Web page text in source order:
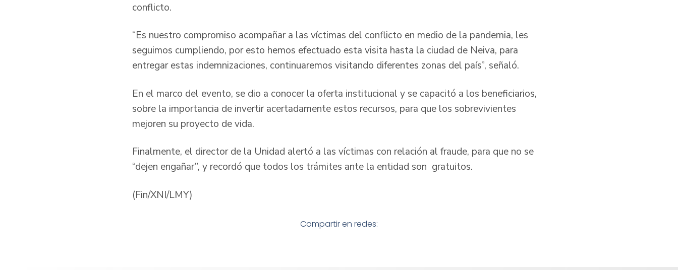
conflicto.
“Es nuestro compromiso acompañar a las víctimas del conflicto en medio de la pandemia, les
seguimos cumpliendo, por esto hemos efectuado esta visita hasta la ciudad de Neiva, para
entregar estas indemnizaciones, continuaremos visitando diferentes zonas del país”, señaló.
En el marco del evento, se dio a conocer la oferta institucional y se capacitó a los beneficiarios,
sobre la importancia de invertir acertadamente estos recursos, para que los sobrevivientes
mejoren su proyecto de vida.
Finalmente, el director de la Unidad alertó a las víctimas con relación al fraude, para que no se
“dejen engañar”, y recordó que todos los trámites ante la entidad son gratuitos.
(Fin/XNI/LMY)
Compartir en redes: